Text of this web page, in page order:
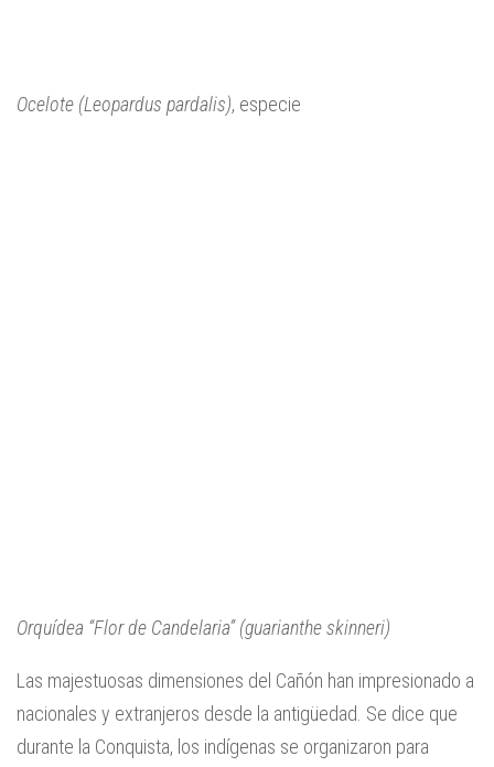
Ocelote (Leopardus pardalis), especie
Orquídea “Flor de Candelaria” (guarianthe skinneri)
Las majestuosas dimensiones del Cañón han impresionado a
nacionales y extranjeros desde la antigüedad. Se dice que
durante la Conquista, los indígenas se organizaron para